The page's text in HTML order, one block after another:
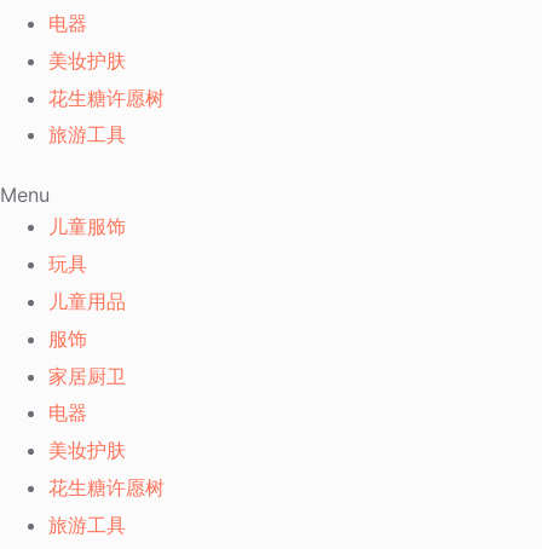
电器
美妆护肤
花生糖许愿树
旅游工具
Menu
儿童服饰
玩具
儿童用品
服饰
家居厨卫
电器
美妆护肤
花生糖许愿树
旅游工具